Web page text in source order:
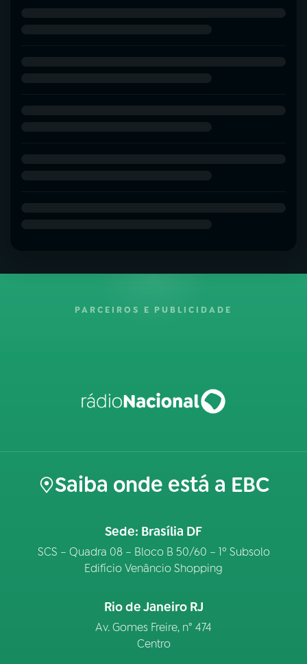
PARCEIROS E PUBLICIDADE
Saiba onde está a EBC
Sede: Brasília DF
SCS – Quadra 08 – Bloco B 50/60 – 1º Subsolo
Edifício Venâncio Shopping
Rio de Janeiro RJ
Av. Gomes Freire, n° 474
Centro